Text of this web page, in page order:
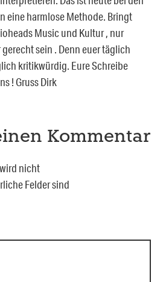
eine harmlose Methode. Bringt
Music und Kultur , nur
sein . Denn euer täglich
kritikwürdig. Eure Schreibe
! Gruss Dirk
Kommentar
nicht
Felder sind